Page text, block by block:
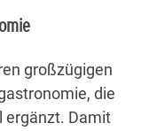
großzügigen
die
ergänzt. Damit